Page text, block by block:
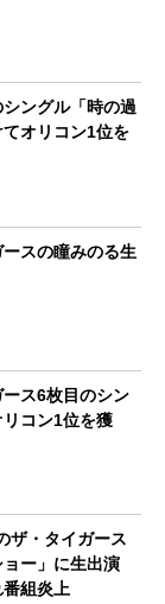
ングル「時の過
オリコン1位を
スの瞳みのる生
ス6枚目のシン
コン1位を獲
ザ・タイガース
ー」に生出演
組炎上